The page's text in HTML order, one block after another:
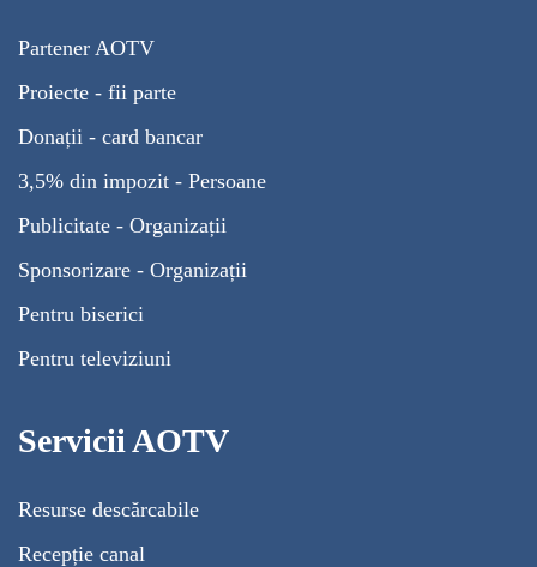
Partener AOTV
Proiecte - fii parte
Donații - card bancar
3,5% din impozit - Persoane
Publicitate - Organizații
Sponsorizare - Organizații
Pentru biserici
Pentru televiziuni
Servicii AOTV
Resurse descărcabile
Recepție canal